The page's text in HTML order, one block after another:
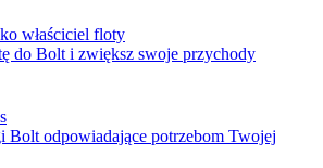
właściciel floty
do Bolt i zwiększ swoje przychody
Bolt odpowiadające potrzebom Twojej